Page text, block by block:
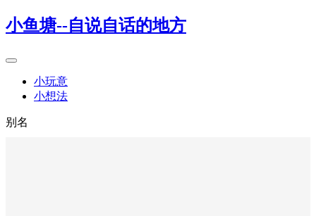
小鱼塘--自说自话的地方
小玩意
小想法
别名